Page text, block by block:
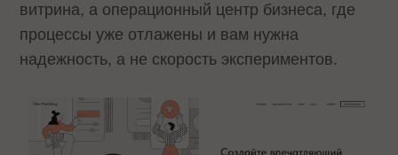
витрина, а операционный центр бизнеса, где
процессы уже отлажены и вам нужна
надежность, а не скорость экспериментов.